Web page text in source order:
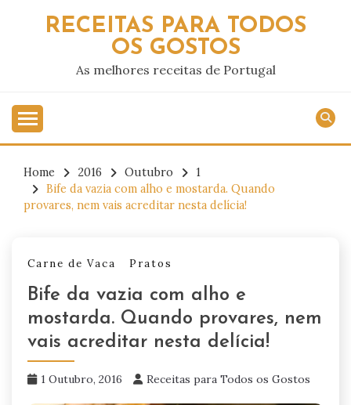
RECEITAS PARA TODOS
OS GOSTOS
As melhores receitas de Portugal
Home 2016 Outubro
1
Bife da vazia com alho e mostarda. Quando
provares, nem vais acreditar nesta delícia!
Carne de Vaca Pratos
Bife da vazia com alho e
mostarda. Quando provares, nem
vais acreditar nesta delícia!
1 Outubro, 2016 Receitas para Todos os Gostos